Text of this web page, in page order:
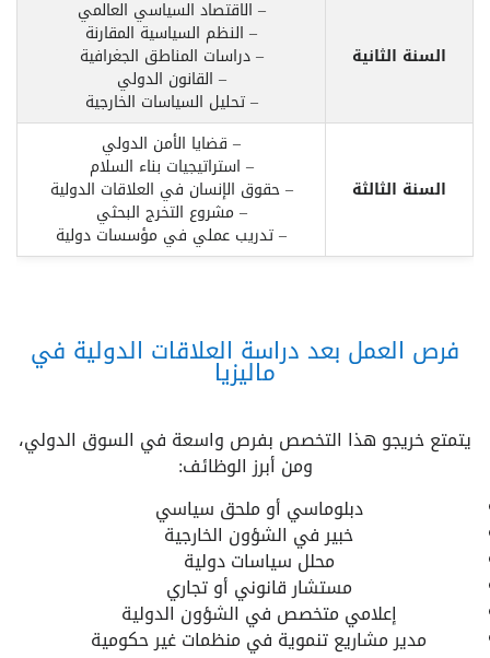
السنة الثانية
– الاقتصاد السياسي العالمي
– النظم السياسية المقارنة
– دراسات المناطق الجغرافية
– القانون الدولي
– تحليل السياسات الخارجية
السنة الثالثة
– قضايا الأمن الدولي
– استراتيجيات بناء السلام
– حقوق الإنسان في العلاقات الدولية
– مشروع التخرج البحثي
– تدريب عملي في مؤسسات دولية
فرص العمل بعد دراسة العلاقات الدولية في
ماليزيا
يتمتع خريجو هذا التخصص بفرص واسعة في السوق الدولي،
ومن أبرز الوظائف:
دبلوماسي أو ملحق سياسي
خبير في الشؤون الخارجية
محلل سياسات دولية
مستشار قانوني أو تجاري
إعلامي متخصص في الشؤون الدولية
مدير مشاريع تنموية في منظمات غير حكومية